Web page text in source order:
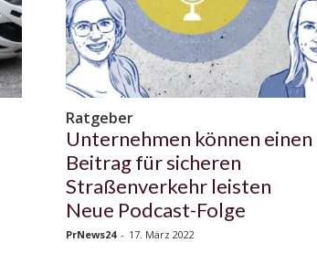
Ratgeber
Unternehmen können einen
Beitrag für sicheren
Straßenverkehr leisten
Neue Podcast-Folge
PrNews24 - 17. März 2022